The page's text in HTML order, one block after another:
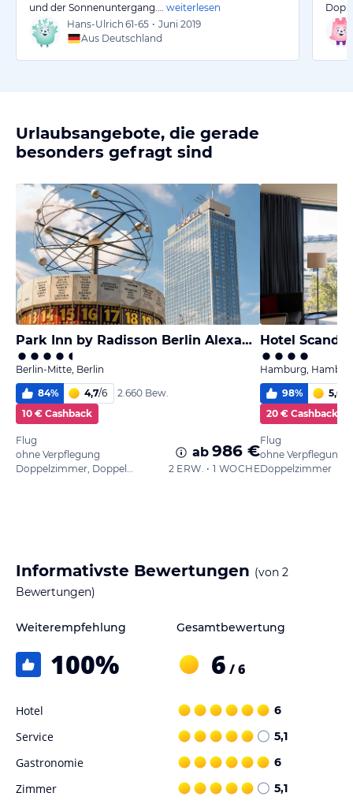
und der Sonnenuntergang.…
weiterlesen
Hans-Ulrich 61-65 • Juni 2019
Aus Deutschland
Urlaubsangebote, die gerade
besonders gefragt sind
Park Inn by Radisson Berlin Alexanderplatz
Berlin-Mitte, Berlin
84% 4,7/6
2.660 Bew.
10 € Cashback
Flug
ohne Verpflegung
ab 986 €
2 ERW. • 1 WOCHE
Hotel
Hamburg,
98% 5,6
20 € Cashback
Flug
ohne Verpflegung
Doppelzimmer
Informativste Bewertungen (von 2
Bewertungen)
Weiterempfehlung
100%
Gesamtbewertung
6 / 6
Hotel 6
Service 5,1
Gastronomie 6
Zimmer 5,1